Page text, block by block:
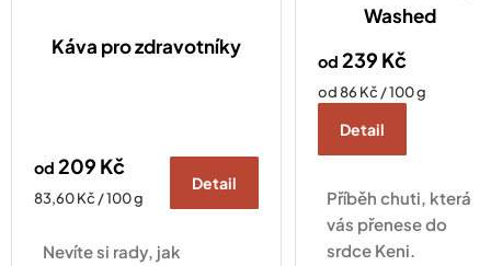
Káva pro zdravotníky
od 209 Kč
Měrná
83,60 Kč / 100 g
Detail
Nevíte si rady, jak
Washed
od 239 Kč
Měrná
od 86 Kč / 100 g
Detail
Příběh chuti, která
vás přenese do
srdce Keni.